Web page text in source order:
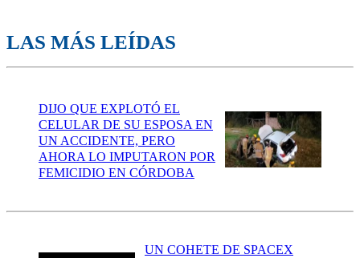
LAS MÁS LEÍDAS
DIJO QUE EXPLOTÓ EL
CELULAR DE SU ESPOSA EN
UN ACCIDENTE, PERO
AHORA LO IMPUTARON POR
FEMICIDIO EN CÓRDOBA
UN COHETE DE SPACEX